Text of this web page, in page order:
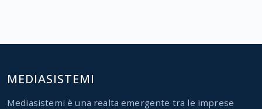
MEDIASISTEMI
Mediasistemi è una realta emergente tra le imprese